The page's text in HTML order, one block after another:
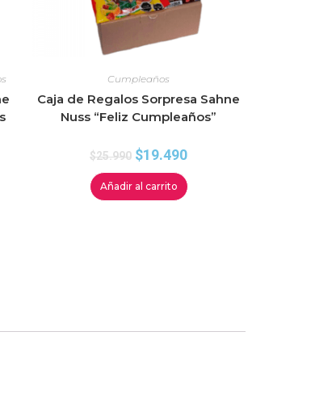
Cumpleaños
Caja de Regalos Sorpresa Sahne
Nuss “Feliz Cumpleaños”
$25.990 $19.490
Añadir al carrito